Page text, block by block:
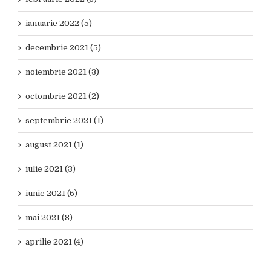
ianuarie 2022 (5)
decembrie 2021 (5)
noiembrie 2021 (3)
octombrie 2021 (2)
septembrie 2021 (1)
august 2021 (1)
iulie 2021 (3)
iunie 2021 (6)
mai 2021 (8)
aprilie 2021 (4)